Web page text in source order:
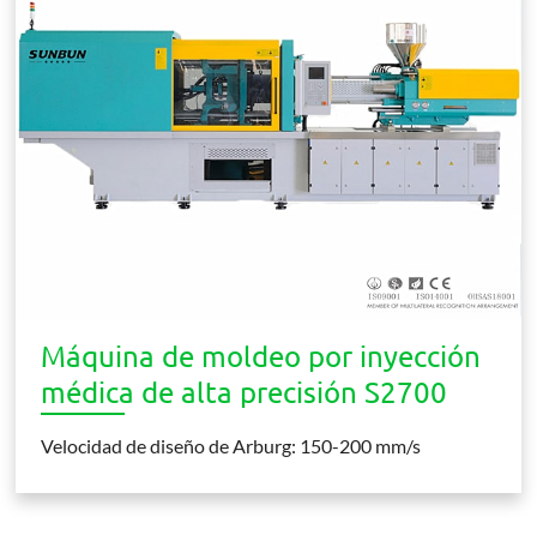
Máquina de moldeo por inyección
médica de alta precisión S2700
Velocidad de diseño de Arburg: 150-200 mm/s